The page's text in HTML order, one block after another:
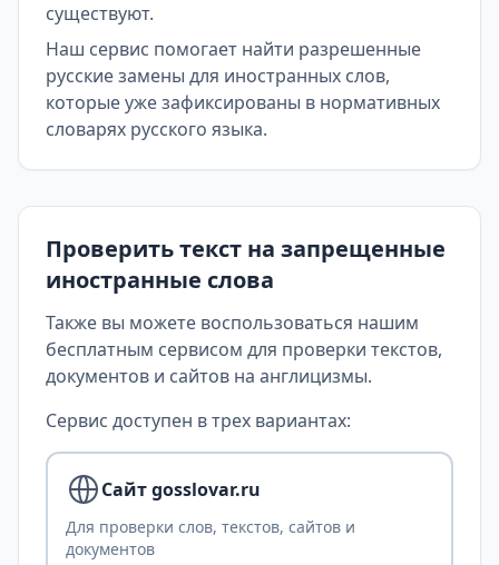
существуют.
Наш сервис помогает найти разрешенные
русские замены для иностранных слов,
которые уже зафиксированы в нормативных
словарях русского языка.
Проверить текст на запрещенные
иностранные слова
Также вы можете воспользоваться нашим
бесплатным сервисом для проверки текстов,
документов и сайтов на англицизмы.
Сервис доступен в трех вариантах:
Сайт gosslovar.ru
Для проверки слов, текстов, сайтов и
документов